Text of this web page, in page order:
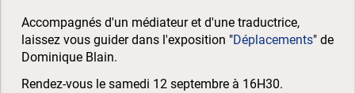
Accompagnés d'un médiateur et d'une traductrice,
laissez vous guider dans l'exposition "Déplacements" de
Dominique Blain.
Rendez-vous le samedi 12 septembre à 16H30.